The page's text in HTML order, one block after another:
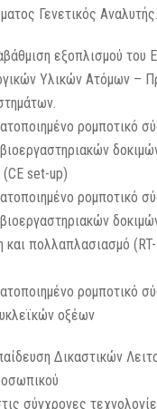
Γενετικός Αναλυτής.
εξοπλισμού του
Υλικών Ατόμων –
ρομποτικό
set-up)
ρομποτικό
και πολλαπλασιασμό
ρομποτικό
οξέων
Δικαστικών
σύγχρονες